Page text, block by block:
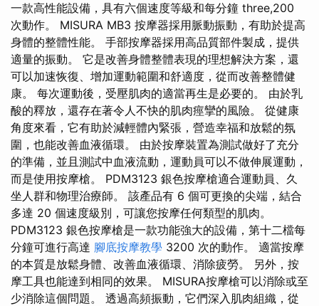
一款高性能設備，具有六個速度等級和每分鐘 three,200
次動作。 MISURA MB3 按摩器採用脈動振動，有助於提高
身體的整體性能。 手部按摩器採用高品質部件製成，提供
適量的振動。 它是改善身體整體表現的理想解決方案，還
可以加速恢復、增加運動範圍和舒適度，從而改善整體健
康。 每次運動後，受壓肌肉的適當再生是必要的。 由於乳
酸的釋放，還存在著令人不快的肌肉痙攣的風險。 從健康
角度來看，它有助於減輕體內緊張，營造幸福和放鬆的氛
圍，也能改善血液循環。 由於按摩裝置為測試做好了充分
的準備，並且測試中血液流動，運動員可以不做伸展運動，
而是使用按摩槍。 PDM3123 銀色按摩槍適合運動員、久
坐人群和物理治療師。 該產品有 6 個可更換的尖端，結合
多達 20 個速度級別，可讓您按摩任何類型的肌肉。
PDM3123 銀色按摩槍是一款功能強大的設備，第十二檔每
分鐘可進行高達 腳底按摩教學 3200 次的動作。 適當按摩
的本質是放鬆身體、改善血液循環、消除疲勞。 另外，按
摩工具也能達到相同的效果。 MISURA按摩槍可以消除或至
少消除這個問題。 透過高頻振動，它們深入肌肉組織，從